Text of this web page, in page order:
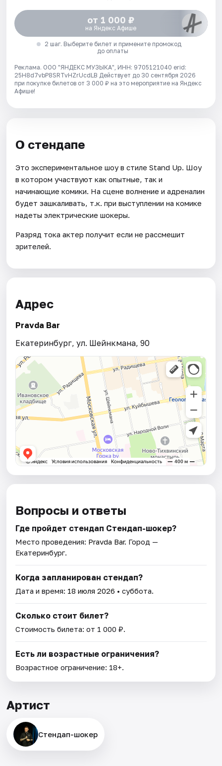
от 1 000 ₽
на Яндекс Афише
2 шаг. Выберите билет и примените промокод
до оплаты
Реклама. ООО "ЯНДЕКС МУЗЫКА", ИНН: 9705121040 erid:
25H8d7vbP8SRTvHZrUcdLB Действует до 30 сентября 2026
при покупке билетов от 3 000 ₽ на это мероприятие на Яндекс
Афише!
О стендапе
Это экспериментальное шоу в стиле Stand Up. Шоу
в котором участвуют как опытные, так и
начинающие комики. На сцене волнение и адреналин
будет зашкаливать, т.к. при выступлении на комике
надеты электрические шокеры.
Разряд тока актер получит если не рассмешит
зрителей.
Адрес
Pravda Bar
Екатеринбург, ул. Шейнкмана, 90
Вопросы и ответы
Где пройдет стендап Стендап-шокер?
Место проведения: Pravda Bar. Город —
Екатеринбург.
Когда запланирован стендап?
Дата и время: 18 июля 2026 • суббота.
Сколько стоит билет?
Стоимость билета: от 1 000 ₽.
Есть ли возрастные ограничения?
Возрастное ограничение: 18+.
Артист
Стендап-шокер